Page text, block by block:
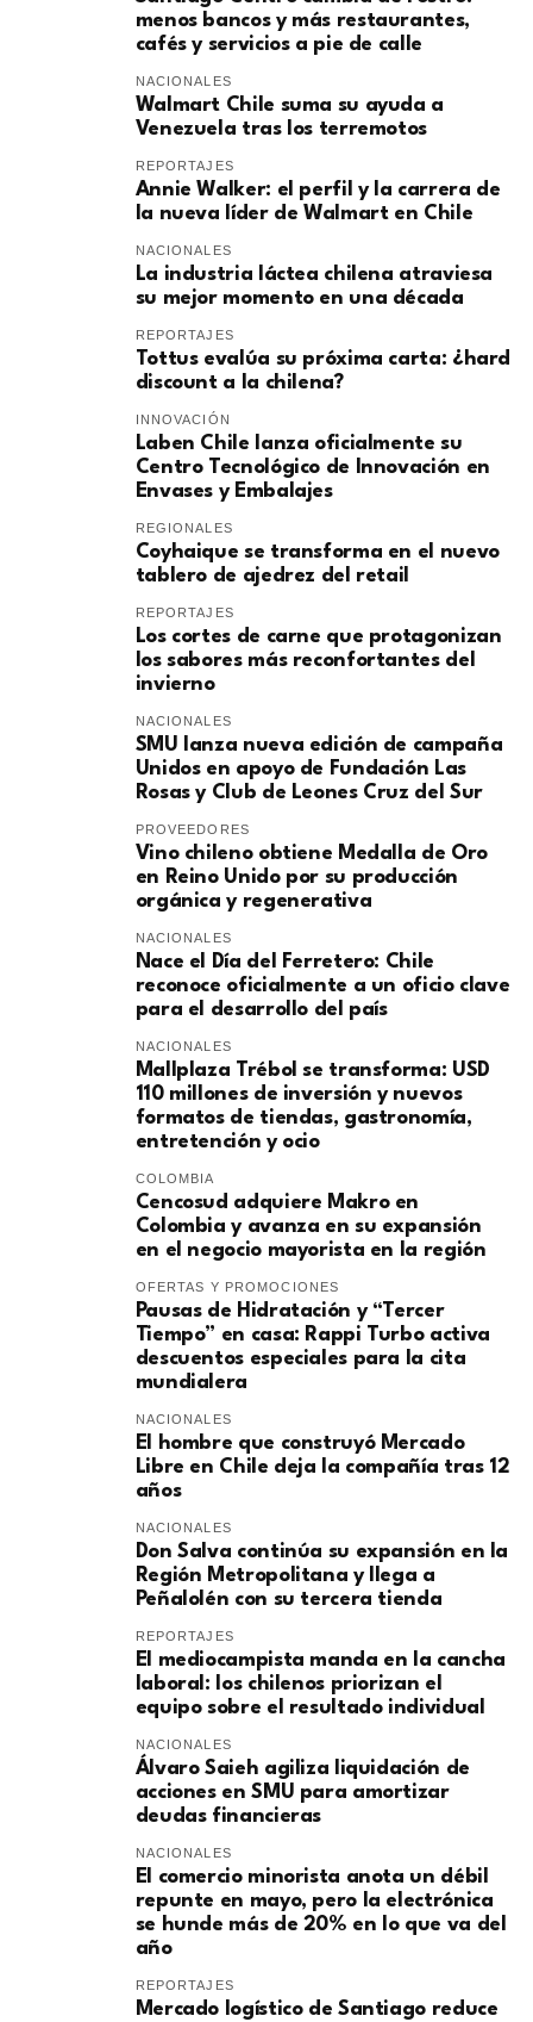
menos bancos y más restaurantes,
cafés y servicios a pie de calle
NACIONALES
Walmart Chile suma su ayuda a
Venezuela tras los terremotos
REPORTAJES
Annie Walker: el perfil y la carrera de
la nueva líder de Walmart en Chile
NACIONALES
La industria láctea chilena atraviesa
su mejor momento en una década
REPORTAJES
Tottus evalúa su próxima carta: ¿hard
discount a la chilena?
INNOVACIÓN
Laben Chile lanza oficialmente su
Centro Tecnológico de Innovación en
Envases y Embalajes
REGIONALES
Coyhaique se transforma en el nuevo
tablero de ajedrez del retail
REPORTAJES
Los cortes de carne que protagonizan
los sabores más reconfortantes del
invierno
NACIONALES
SMU lanza nueva edición de campaña
Unidos en apoyo de Fundación Las
Rosas y Club de Leones Cruz del Sur
PROVEEDORES
Vino chileno obtiene Medalla de Oro
en Reino Unido por su producción
orgánica y regenerativa
NACIONALES
Nace el Día del Ferretero: Chile
reconoce oficialmente a un oficio clave
para el desarrollo del país
NACIONALES
Mallplaza Trébol se transforma: USD
110 millones de inversión y nuevos
formatos de tiendas, gastronomía,
entretención y ocio
COLOMBIA
Cencosud adquiere Makro en
Colombia y avanza en su expansión
en el negocio mayorista en la región
OFERTAS Y PROMOCIONES
Pausas de Hidratación y “Tercer
Tiempo” en casa: Rappi Turbo activa
descuentos especiales para la cita
mundialera
NACIONALES
El hombre que construyó Mercado
Libre en Chile deja la compañía tras 12
años
NACIONALES
Don Salva continúa su expansión en la
Región Metropolitana y llega a
Peñalolén con su tercera tienda
REPORTAJES
El mediocampista manda en la cancha
laboral: los chilenos priorizan el
equipo sobre el resultado individual
NACIONALES
​Álvaro Saieh agiliza liquidación de
acciones en SMU para amortizar
deudas financieras
NACIONALES
El comercio minorista anota un débil
repunte en mayo, pero la electrónica
se hunde más de 20% en lo que va del
año
REPORTAJES
Mercado logístico de Santiago reduce